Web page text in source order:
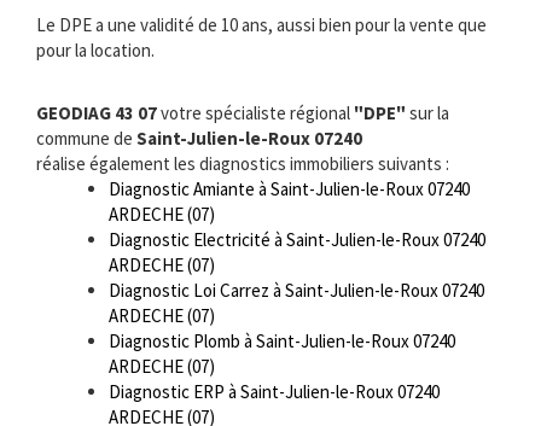
Le DPE a une validité de 10 ans, aussi bien pour la vente que
pour la location.
GEODIAG 43 07votre spécialiste régional "DPE" sur la
commune de Saint-Julien-le-Roux 07240
réalise également les diagnostics immobiliers suivants :
Diagnostic Amiante à Saint-Julien-le-Roux 07240
ARDECHE (07)
Diagnostic Electricité à Saint-Julien-le-Roux 07240
ARDECHE (07)
Diagnostic Loi Carrez à Saint-Julien-le-Roux 07240
ARDECHE (07)
Diagnostic Plomb à Saint-Julien-le-Roux 07240
ARDECHE (07)
Diagnostic ERP à Saint-Julien-le-Roux 07240
ARDECHE (07)